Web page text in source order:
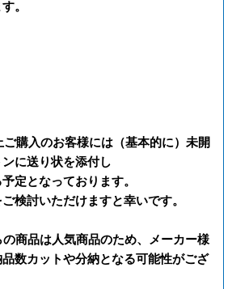
。
ご購入のお客様には（基本的に）未開
に送り状を添付し
定となっております。
検討いただけますと幸いです。
商品は人気商品のため、メーカー様
数カットや分納となる可能性がござ